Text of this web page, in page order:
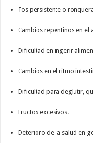
Tos persistente o
Cambios repentinos en el
Dificultad en ingerir
Cambios en el ritmo
Dificultad para deglutir,
Eructos excesivos.
Deterioro de la salud en